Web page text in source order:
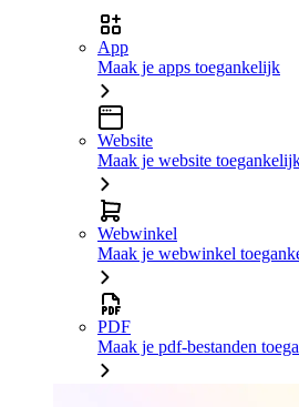
App
Maak je apps toegankelijk
Website
Maak je website
Webwinkel
Maak je webwinkel
PDF
Maak je pdf-bestanden